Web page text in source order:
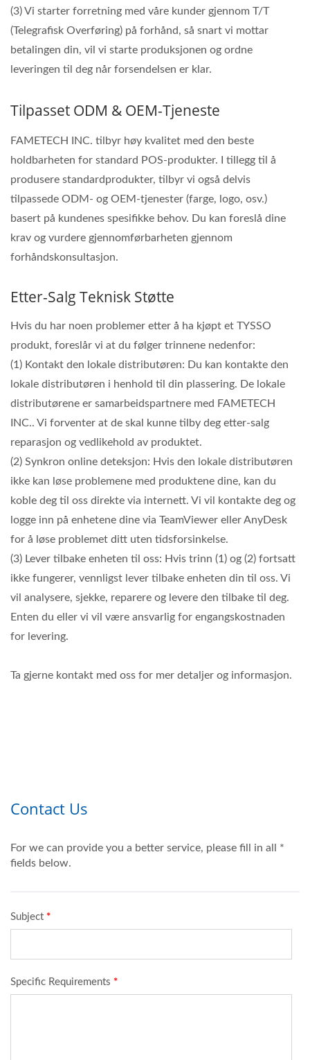
(3) Vi starter forretning med våre kunder gjennom T/T
(Telegrafisk Overføring) på forhånd, så snart vi mottar
betalingen din, vil vi starte produksjonen og ordne
leveringen til deg når forsendelsen er klar.
Tilpasset ODM & OEM-Tjeneste
FAMETECH INC. tilbyr høy kvalitet med den beste
holdbarheten for standard POS-produkter. I tillegg til å
produsere standardprodukter, tilbyr vi også delvis
tilpassede ODM- og OEM-tjenester (farge, logo, osv.)
basert på kundenes spesifikke behov. Du kan foreslå dine
krav og vurdere gjennomførbarheten gjennom
forhåndskonsultasjon.
Etter-Salg Teknisk Støtte
Hvis du har noen problemer etter å ha kjøpt et TYSSO
produkt, foreslår vi at du følger trinnene nedenfor:
(1) Kontakt den lokale distributøren: Du kan kontakte den
lokale distributøren i henhold til din plassering. De lokale
distributørene er samarbeidspartnere med FAMETECH
INC.. Vi forventer at de skal kunne tilby deg etter-salg
reparasjon og vedlikehold av produktet.
(2) Synkron online deteksjon: Hvis den lokale distributøren
ikke kan løse problemene med produktene dine, kan du
koble deg til oss direkte via internett. Vi vil kontakte deg og
logge inn på enhetene dine via TeamViewer eller AnyDesk
for å løse problemet ditt uten tidsforsinkelse.
(3) Lever tilbake enheten til oss: Hvis trinn (1) og (2) fortsatt
ikke fungerer, vennligst lever tilbake enheten din til oss. Vi
vil analysere, sjekke, reparere og levere den tilbake til deg.
Enten du eller vi vil være ansvarlig for engangskostnaden
for levering.
Ta gjerne kontakt med oss for mer detaljer og informasjon.